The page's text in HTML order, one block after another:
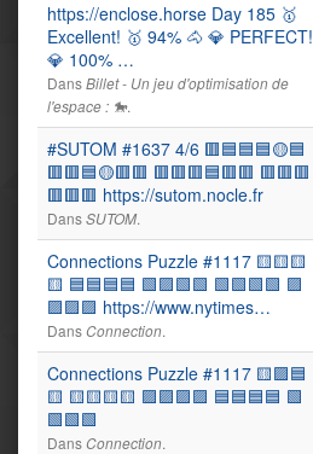
https://enclose.horse Day 185 🥇
Excellent! 🥇 94% 🐴 💎 PERFECT!
💎 100% …
DansBillet - Un jeu d'optimisation de
l'espace : 🐎.
#SUTOM #1637 4/6 🟥🟦🟦🟦🟡🟦
🟥🟥🟦🟡🟥🟥 🟥🟥🟥🟦🟥🟥 🟥🟥🟥
🟥🟥🟥 https://sutom.nocle.fr
DansSUTOM.
Connections Puzzle #1117 🟨🟨🟨
🟨 🟦🟦🟦🟦 🟩🟪🟩🟩 🟩🟩🟩🟩 🟪
🟪🟪🟪 https://www.nytimes…
DansConnection.
Connections Puzzle #1117 🟨🟪🟦
🟨 🟨🟨🟨🟨 🟪🟪🟪🟪 🟦🟦🟦🟦 🟩
🟩🟩🟩
DansConnection.